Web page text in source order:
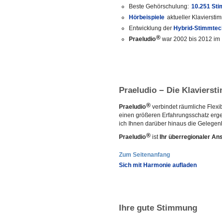
Beste Gehörschulung: 10.251
Hörbeispiele aktueller
Entwicklung der Hybrid-
Praeludio® war 2002 bis 2012 im
Praeludio − Die
Praeludio® verbindet räumliche
einen größeren Erfahrungsschatz
ich Ihnen darüber hinaus die
Praeludio® ist Ihr überregionaler
Zum Seitenanfang
Sich mit Harmonie aufladen
Ihre gute Stimmung